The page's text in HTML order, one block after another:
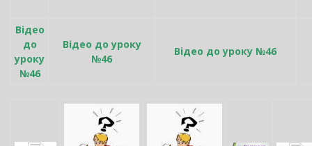
Відео
до
уроку
№46
Відео до уроку
№46
Відео до уроку №46